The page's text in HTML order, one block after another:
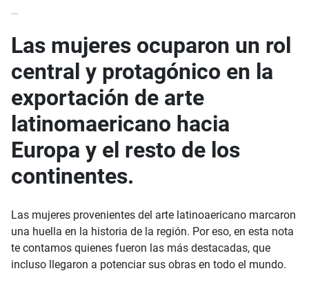
Las mujeres ocuparon un rol
central y protagónico en la
exportación de arte
latinomaericano hacia
Europa y el resto de los
continentes.
Las mujeres provenientes del arte latinoaericano marcaron
una huella en la historia de la región. Por eso, en esta nota
te contamos quienes fueron las más destacadas, que
incluso llegaron a potenciar sus obras en todo el mundo.